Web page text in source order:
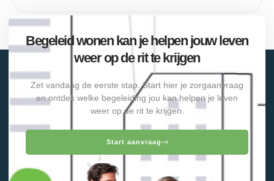
Begeleid wonen kan je helpen jouw leven
weer op de rit te krijgen
Zet vandaag de eerste stap. Start hier je zorgaanvraag
en ontdek welke begeleiding jou kan helpen je leven
weer op de rit te krijgen.
Start aanvraag